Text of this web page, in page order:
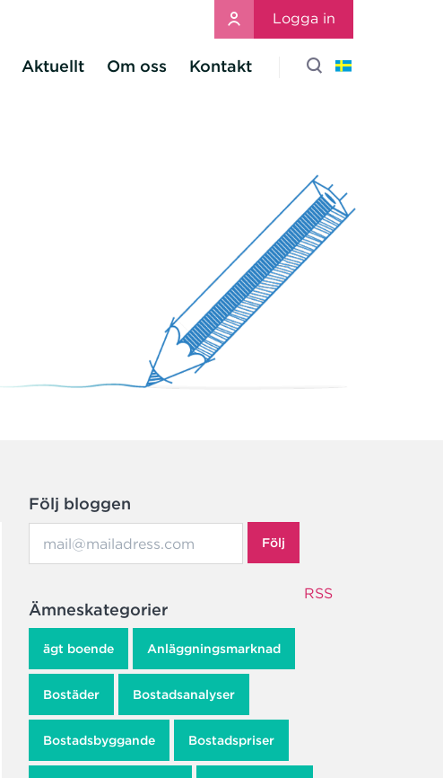
Logga in
Aktuellt Om oss Kontakt
Följ bloggen
Följ
RSS
Ämneskategorier
ägt boende Anläggningsmarknad
Bostäder Bostadsanalyser
Bostadsbyggande Bostadspriser